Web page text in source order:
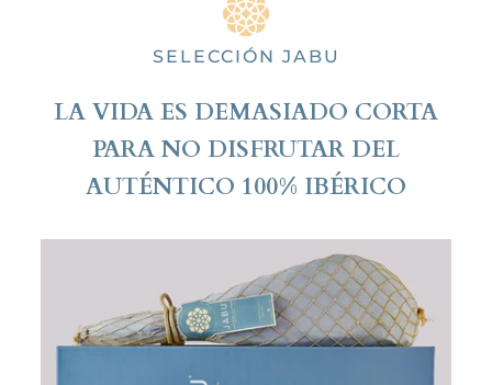
SELECCIÓN JABU
LA VIDA ES DEMASIADO CORTA
PARA NO DISFRUTAR DEL
AUTÉNTICO 100% IBÉRICO